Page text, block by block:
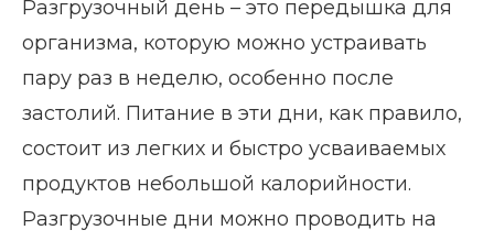
Разгрузочный день – это передышка для
организма, которую можно устраивать
пару раз в неделю, особенно после
застолий. Питание в эти дни, как правило,
состоит из легких и быстро усваиваемых
продуктов небольшой калорийности.
Разгрузочные дни можно проводить на